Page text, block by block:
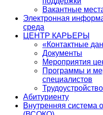
Вакантные
Электронная
среда
ЦЕНТР КАРЬЕРЫ
«Контактные
Документы
Мероприятия
Программы и
специалистов
Трудоустройство
Абитуриенту
Внутренняя система